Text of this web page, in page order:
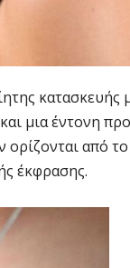
κατασκευής
μια έντονη
από
έκφρασης.